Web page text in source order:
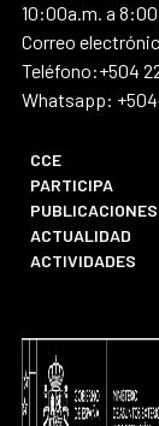
10:00a.m. a
Correo
Teléfono:+504
Whatsapp:
CCE
PARTICIPA
PUBLICACIONES
ACTUALIDAD
ACTIVIDADES